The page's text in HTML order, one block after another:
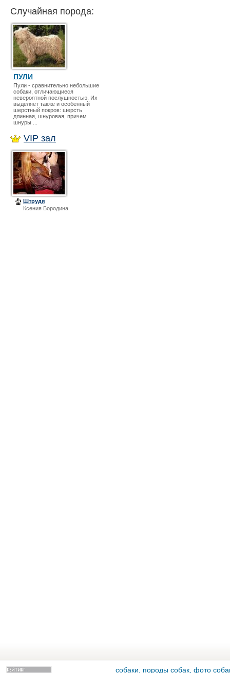
Случайная порода:
ПУЛИ
Пули - сравнительно небольшие
собаки, отличающиеся
невероятной послушностью. Их
выделяет также и особенный
шерстный покров: шерсть
длинная, шнуровая, причем
шнуры ...
VIP зал
Штрудя
Ксения Бородина
собаки, породы собак, фото